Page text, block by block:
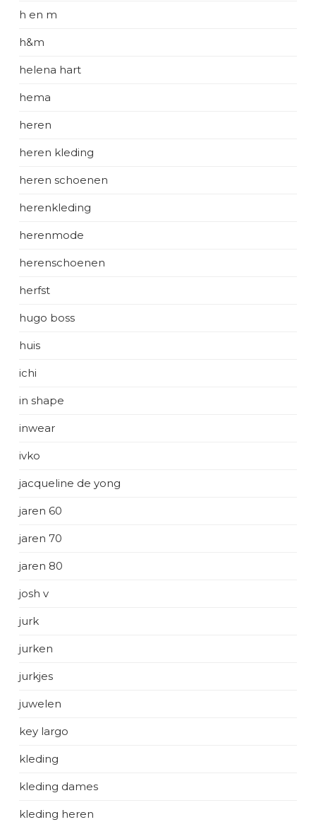
h en m
h&m
helena hart
hema
heren
heren kleding
heren schoenen
herenkleding
herenmode
herenschoenen
herfst
hugo boss
huis
ichi
in shape
inwear
ivko
jacqueline de yong
jaren 60
jaren 70
jaren 80
josh v
jurk
jurken
jurkjes
juwelen
key largo
kleding
kleding dames
kleding heren